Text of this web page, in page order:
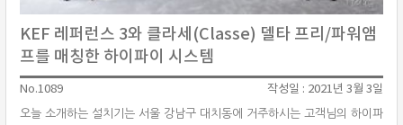
KEF 레퍼런스 3와 클라세(Classe) 델타 프리/파워앰
프를 매칭한 하이파이 시스템
No.1089 작성일 : 2021년 3월 3일
오늘 소개하는 설치기는 서울 강남구 대치동에 거주하시는 고객님의 하이파